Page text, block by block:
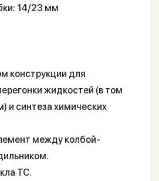
14/23 мм
конструкции для
жидкостей (в том
и синтеза химических
между колбой-
ТС.